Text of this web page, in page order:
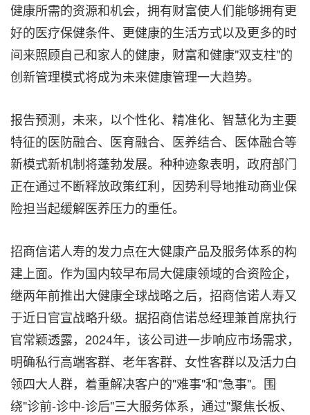
健康所需的资源和机会，拥有财富使人们能够拥有更
好的医疗保健条件、更健康的生活方式以及更多的时
间来照顾自己和家人的健康，财富和健康"双支柱"的
创新管理模式将成为未来健康管理一大趋势。
报告预测，未来，以个性化、精准化、智慧化为主要
特征的医防融合、医育融合、医养结合、医体融合等
新模式新机制将蓬勃发展。种种迹象表明，政府部门
正在通过不断释放政策红利，因势利导地推动商业保
险担当起缓解医养压力的重任。
招商信诺人寿的发力点在大健康产品及服务体系的构
建上面。作为国内较早布局大健康领域的合资险企，
继两年前推出大健康全球战略之后，招商信诺人寿又
于近日官宣战略升级。据招商信诺总经理兼首席执行
官常颖透露，2024年，该公司进一步响应市场需求，
明确私行高端客群、老年客群、女性客群以及活力白
领四大人群，着重解决客户的"难事"和"急事"。围
绕"诊前-诊中-诊后"三大服务体系，通过"聚焦长板、